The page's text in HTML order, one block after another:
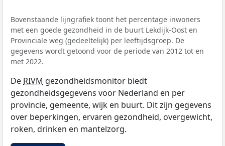
Bovenstaande lijngrafiek toont het percentage inwoners
met een goede gezondheid in de buurt Lekdijk-Oost en
Provinciale weg (gedeeltelijk) per leeftijdsgroep. De
gegevens wordt getoond voor de periode van 2012 tot en
met 2022.
De RIVM gezondheidsmonitor biedt
gezondheidsgegevens voor Nederland en per
provincie, gemeente, wijk en buurt. Dit zijn gegevens
over beperkingen, ervaren gezondheid, overgewicht,
roken, drinken en mantelzorg.